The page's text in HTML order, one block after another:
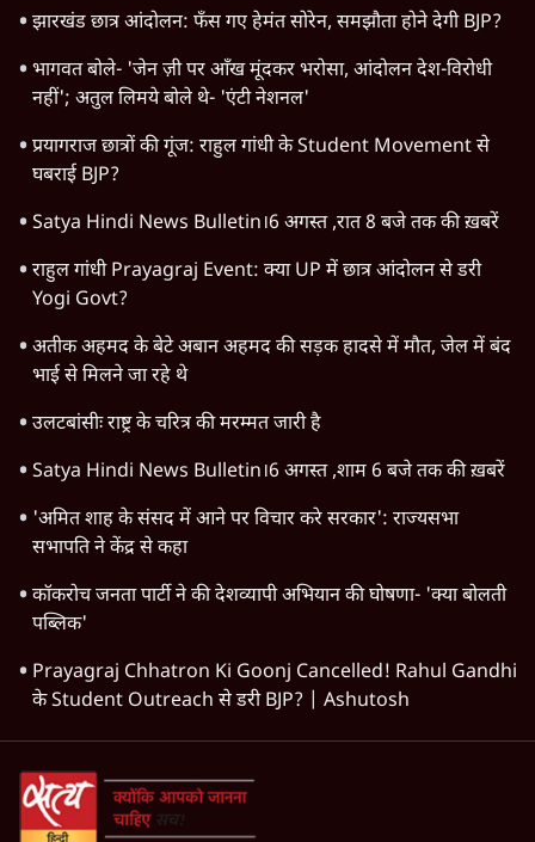
झारखंड छात्र आंदोलन: फँस गए हेमंत सोरेन, समझौता होने देगी BJP?
भागवत बोले- 'जेन ज़ी पर आँख मूंदकर भरोसा, आंदोलन देश-विरोधी
नहीं'; अतुल लिमये बोले थे- 'एंटी नेशनल'
प्रयागराज छात्रों की गूंज: राहुल गांधी के Student Movement से
घबराई BJP?
Satya Hindi News Bulletin।6 अगस्त ,रात 8 बजे तक की ख़बरें
राहुल गांधी Prayagraj Event: क्या UP में छात्र आंदोलन से डरी
Yogi Govt?
अतीक अहमद के बेटे अबान अहमद की सड़क हादसे में मौत, जेल में बंद
भाई से मिलने जा रहे थे
उलटबांसीः राष्ट्र के चरित्र की मरम्मत जारी है
Satya Hindi News Bulletin।6 अगस्त ,शाम 6 बजे तक की ख़बरें
'अमित शाह के संसद में आने पर विचार करे सरकार': राज्यसभा
सभापति ने केंद्र से कहा
कॉकरोच जनता पार्टी ने की देशव्यापी अभियान की घोषणा- 'क्या बोलती
पब्लिक'
Prayagraj Chhatron Ki Goonj Cancelled! Rahul Gandhi
के Student Outreach से डरी BJP? | Ashutosh